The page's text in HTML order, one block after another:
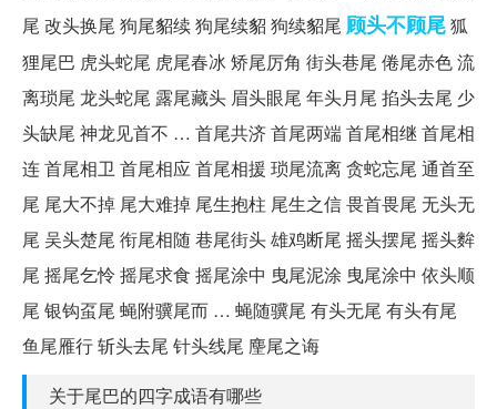
尾 改头换尾 狗尾貂续 狗尾续貂 狗续貂尾 顾头不顾尾狐
狸尾巴 虎头蛇尾 虎尾春冰 矫尾厉角 街头巷尾 倦尾赤色 流
离琐尾 龙头蛇尾 露尾藏头 眉头眼尾 年头月尾 掐头去尾 少
头缺尾 神龙见首不 … 首尾共济 首尾两端 首尾相继 首尾相
连 首尾相卫 首尾相应 首尾相援 琐尾流离 贪蛇忘尾 通首至
尾 尾大不掉 尾大难掉 尾生抱柱 尾生之信 畏首畏尾 无头无
尾 吴头楚尾 衔尾相随 巷尾街头 雄鸡断尾 摇头摆尾 摇头麰
尾 摇尾乞怜 摇尾求食 摇尾涂中 曳尾泥涂 曳尾涂中 依头顺
尾 银钩虿尾 蝇附骥尾而 … 蝇随骥尾 有头无尾 有头有尾
鱼尾雁行 斩头去尾 针头线尾 麈尾之诲
关于尾巴的四字成语有哪些